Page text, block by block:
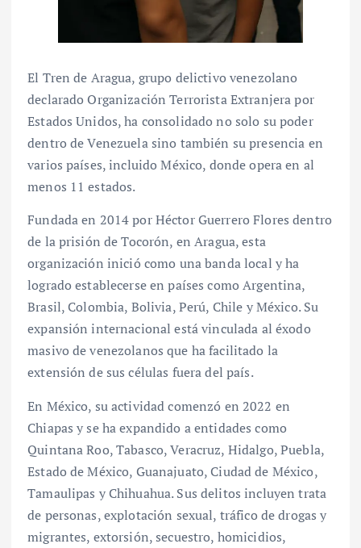
El Tren de Aragua, grupo delictivo venezolano
declarado Organización Terrorista Extranjera por
Estados Unidos, ha consolidado no solo su poder
dentro de Venezuela sino también su presencia en
varios países, incluido México, donde opera en al
menos 11 estados.
Fundada en 2014 por Héctor Guerrero Flores dentro
de la prisión de Tocorón, en Aragua, esta
organización inició como una banda local y ha
logrado establecerse en países como Argentina,
Brasil, Colombia, Bolivia, Perú, Chile y México. Su
expansión internacional está vinculada al éxodo
masivo de venezolanos que ha facilitado la
extensión de sus células fuera del país.
En México, su actividad comenzó en 2022 en
Chiapas y se ha expandido a entidades como
Quintana Roo, Tabasco, Veracruz, Hidalgo, Puebla,
Estado de México, Guanajuato, Ciudad de México,
Tamaulipas y Chihuahua. Sus delitos incluyen trata
de personas, explotación sexual, tráfico de drogas y
migrantes, extorsión, secuestro, homicidios,